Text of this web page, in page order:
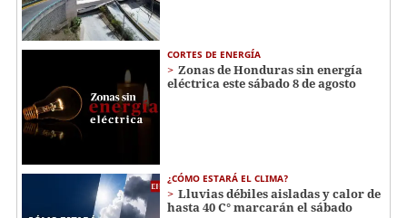
CORTES DE ENERGÍA
Zonas de Honduras sin energía
eléctrica este sábado 8 de agosto
¿CÓMO ESTARÁ EL CLIMA?
Lluvias débiles aisladas y calor de
hasta 40 C° marcarán el sábado